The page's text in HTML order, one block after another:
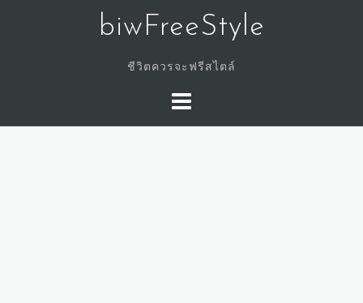
biwFreeStyle
ชีวิตควรจะฟรีสไตล์